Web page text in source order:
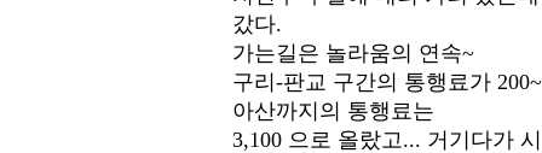
갔다.
가는길은 놀라움의 연속~
구리-판교 구간의 통행료가
아산까지의 통행료는
3,100 으로 올랐고... 거기다가